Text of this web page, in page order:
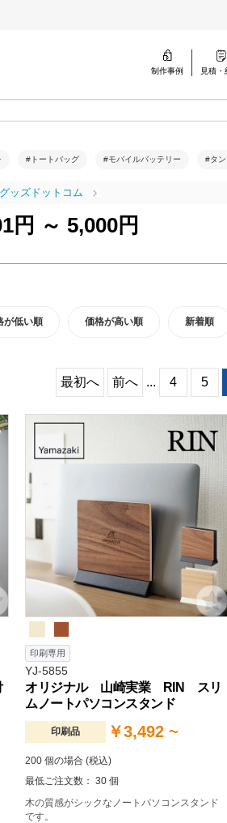
制作事例
見積・
#トートバッグ #モバイルバッテリー #タ
ッズドットコム
円 ～ 5,000円
が低い順 価格が高い順 新着順
最初へ 前へ ... 4 5
印刷専用
YJ-5855
オリジナル 山崎実業 RIN スリ
ムノートパソコンスタンド
印刷品 ￥3,492 ~
200 個の場合 (税込)
最低ご注文数： 30 個
木の質感がシックなノートパソコンスタンド
です。